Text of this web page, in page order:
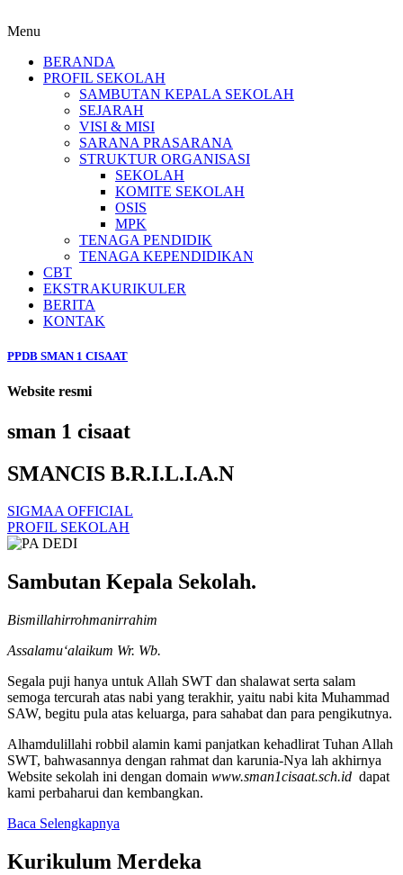
Menu
BERANDA
PROFIL SEKOLAH
SAMBUTAN KEPALA SEKOLAH
SEJARAH
VISI & MISI
SARANA PRASARANA
STRUKTUR ORGANISASI
SEKOLAH
KOMITE SEKOLAH
OSIS
MPK
TENAGA PENDIDIK
TENAGA KEPENDIDIKAN
CBT
EKSTRAKURIKULER
BERITA
KONTAK
PPDB SMAN 1 CISAAT
Website resmi
sman 1 cisaat
SMANCIS B.R.I.L.I.A.N
SIGMAA OFFICIAL
PROFIL SEKOLAH
Sambutan Kepala Sekolah.
Bismillahirrohmanirrahim
Assalamu‘alaikum Wr. Wb.
Segala puji hanya untuk Allah SWT dan shalawat serta salam
semoga tercurah atas nabi yang terakhir, yaitu nabi kita Muhammad
SAW, begitu pula atas keluarga, para sahabat dan para pengikutnya.
Alhamdulillahi robbil alamin kami panjatkan kehadlirat Tuhan Allah
SWT, bahwasannya dengan rahmat dan karunia-Nya lah akhirnya
Website sekolah ini dengan domain www.sman1cisaat.sch.id dapat
kami perbaharui dan kembangkan.
Baca Selengkapnya
Kurikulum Merdeka